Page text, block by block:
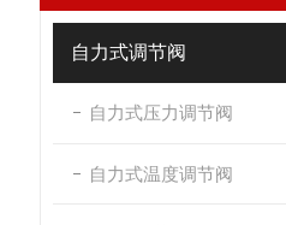
自力式调节阀
自力式压力调节阀
自力式温度调节阀